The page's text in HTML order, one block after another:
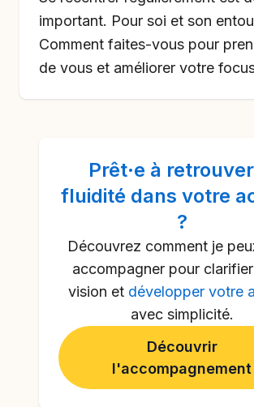
important. Pour soi et son
Comment faites-vous pour
de vous et améliorer votre
Prêt·e à
fluidité dans votre
?
Découvrez comment je
accompagner pour
vision et développer votre
avec simplicité.
Découvrir
l'accompagnement